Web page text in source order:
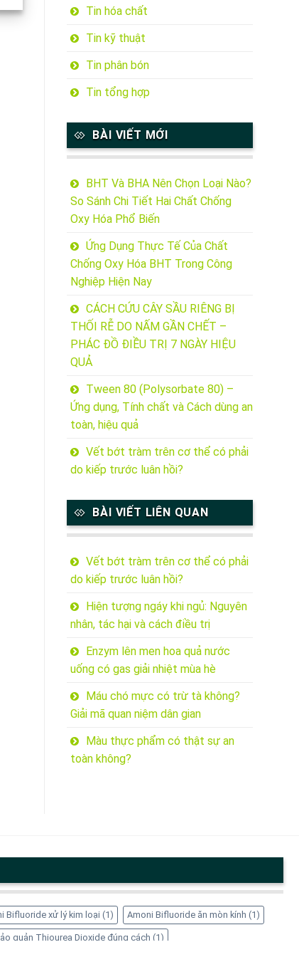
Tin hóa chất
Tin kỹ thuật
Tin phân bón
Tin tổng hợp
BÀI VIẾT MỚI
BHT Và BHA Nên Chọn Loại Nào?
So Sánh Chi Tiết Hai Chất Chống
Oxy Hóa Phổ Biến
Ứng Dụng Thực Tế Của Chất
Chống Oxy Hóa BHT Trong Công
Nghiệp Hiện Nay
CÁCH CỨU CÂY SẦU RIÊNG BỊ
THỐI RỄ DO NẤM GẦN CHẾT –
PHÁC ĐỒ ĐIỀU TRỊ 7 NGÀY HIỆU
QUẢ
Tween 80 (Polysorbate 80) –
Ứng dụng, Tính chất và Cách dùng an
toàn, hiệu quả
Vết bớt tràm trên cơ thể có phải
do kiếp trước luân hồi?
BÀI VIẾT LIÊN QUAN
Vết bớt tràm trên cơ thể có phải
do kiếp trước luân hồi?
Hiện tượng ngáy khi ngủ: Nguyên
nhân, tác hại và cách điều trị
Enzym lên men hoa quả nước
uống có gas giải nhiệt mùa hè
Máu chó mực có trừ tà không?
Giải mã quan niệm dân gian
Màu thực phẩm có thật sự an
toàn không?
Bifluoride xử lý kim loại (1) Amoni Bifluoride ăn mòn kính (1)
quản Thiourea Dioxide đúng cách (1)